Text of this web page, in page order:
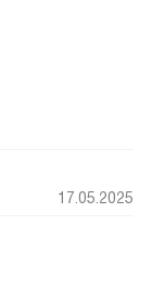
17.05.2025